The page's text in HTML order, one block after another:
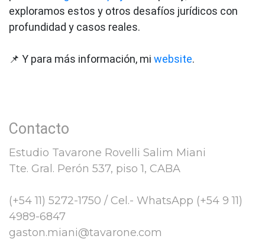
exploramos estos y otros desafíos jurídicos con
profundidad y casos reales.
📌 Y para más información, mi website.
Contacto
Estudio Tavarone Rovelli Salim Miani
Tte. Gral. Perón 537, piso 1, CABA
(+54 11) 5272-1750 / Cel.- WhatsApp (+54 9 11)
4989-6847
gaston.miani@tavarone.com